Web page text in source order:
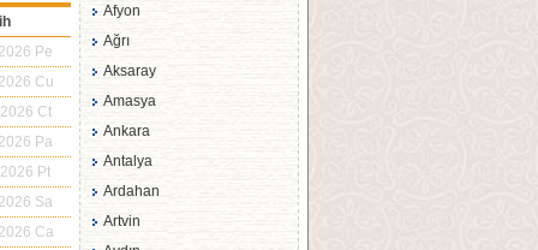
Pe
Cu
Ct
Pa
Pt
Sa
Ca
Filipinler
Finlandiya
Fransa
Güney Afrika Cum.
Güney Kore
Gürcistan
Hırvatistan
Hollanda
Afyon
Ağrı
Aksaray
Amasya
Ankara
Antalya
Ardahan
Artvin